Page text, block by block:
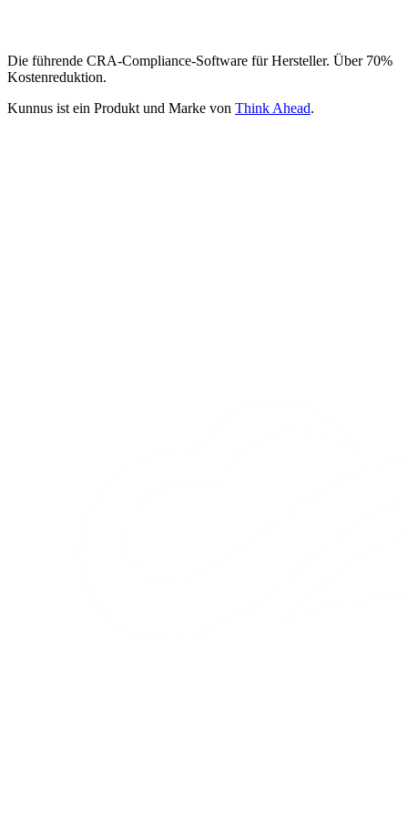
Die führende CRA-Compliance-Software für Hersteller. Über 70%
Kostenreduktion.
Kunnus ist ein Produkt und Marke von Think Ahead.